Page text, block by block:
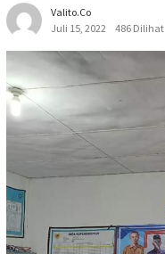
Valito.co
Juli 15, 2022
486 Dilihat